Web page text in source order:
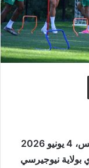
أجرى المنتخب الوطني المغربي، يومه الخميس، 4 يونيو 2026
نيوجيرسي